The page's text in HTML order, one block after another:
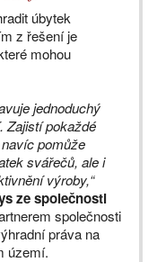
úbytek
z řešení je
mohou
jednoduchý
Zajistí pokaždé
pomůže
svářečů, ale i
výroby,“
ze společnosti
společnosti
práva na
území.